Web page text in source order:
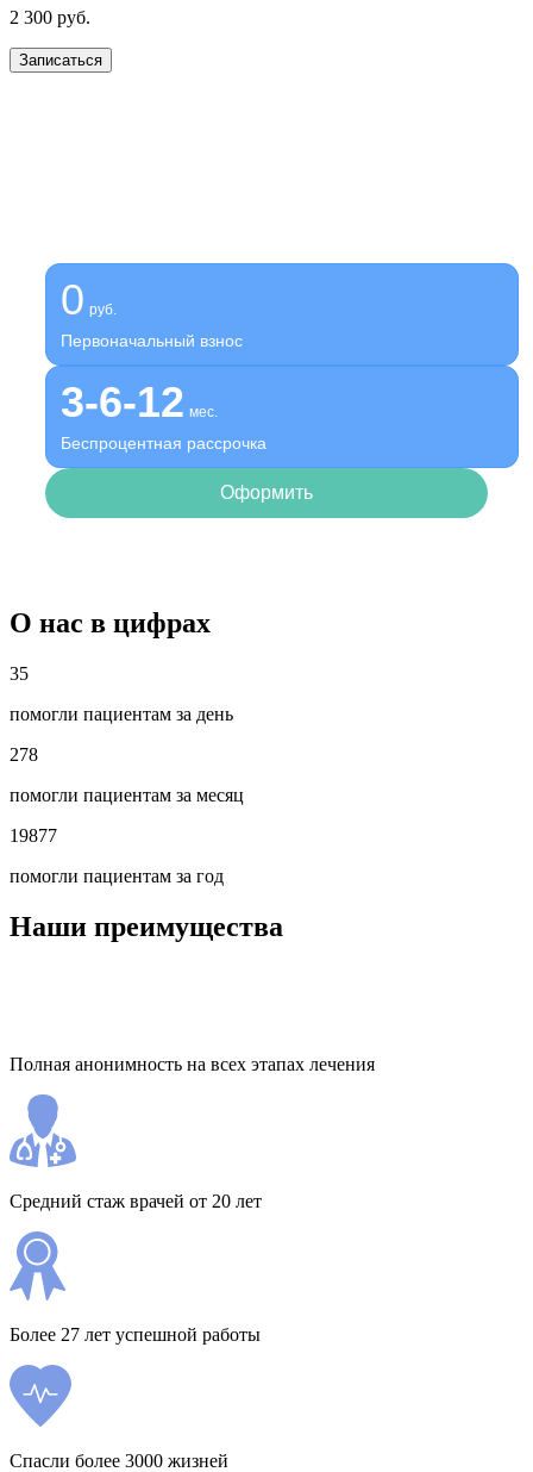
2 300 руб.
Записаться
0 руб.
Первоначальный взнос
3-6-12 мес.
Беспроцентная рассрочка
Оформить
О нас в цифрах
35
помогли пациентам за день
278
помогли пациентам за месяц
19877
помогли пациентам за год
Наши преимущества
Полная анонимность на всех этапах лечения
Средний стаж врачей от 20 лет
Более 27 лет успешной работы
Спасли более 3000 жизней